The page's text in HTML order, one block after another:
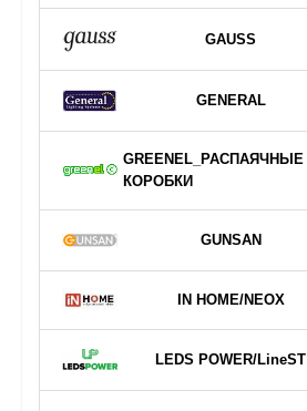
GAUSS
GENERAL
GREENEL_РАСПАЯЧНЫЕ
КОРОБКИ
GUNSAN
IN HOME/NEOX
LEDS POWER/LineST